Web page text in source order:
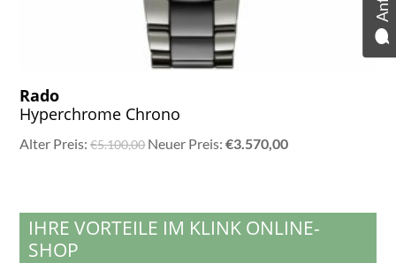
Rado
Hyperchrome Chrono
Alter Preis: €5.100,00 Ursprünglicher
€5.100,00
Neuer Preis: €3.570,00Aktueller
€3.570,00.
IHRE VORTEILE IM KLINK ONLINE-
SHOP